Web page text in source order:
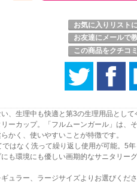
お気に入りリスト
お友達にメールで
この商品をクチコ
、生理中も快適と第3の生理用品として
ーカップ。「フルムーンガール」は、
かく、使いやすいことが特徴です。
はなく洗って繰り返し使用が可能。5
も環境にも優しい画期的なサニタリー
ュラー、ラージサイズよりお選びくださ